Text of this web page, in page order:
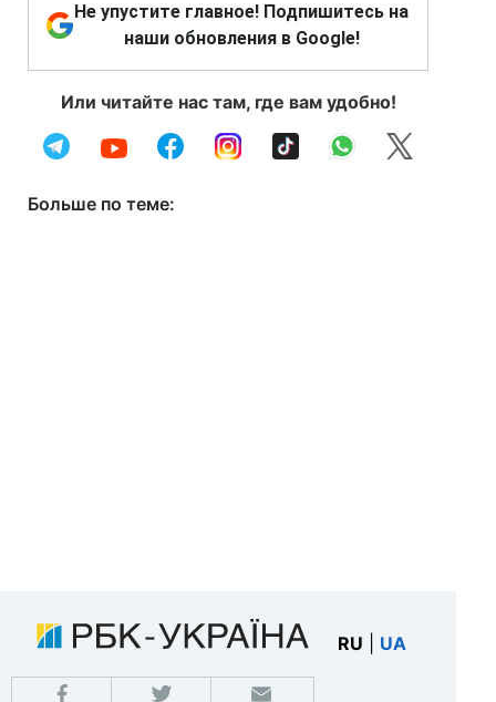
Не упустите главное! Подпишитесь на
наши обновления в Google!
Или читайте нас там, где вам удобно!
Больше по теме:
RU UA